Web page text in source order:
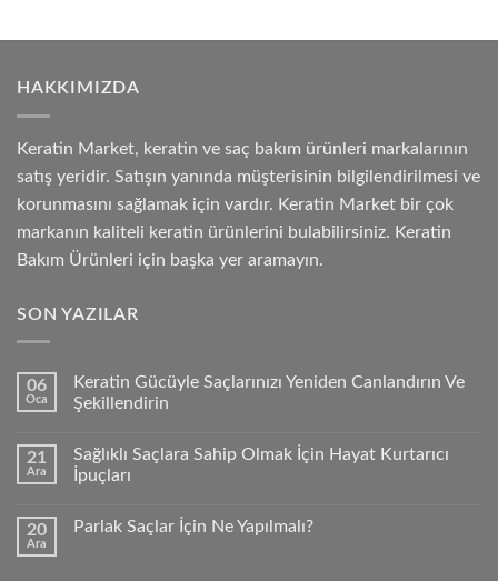
HAKKIMIZDA
Keratin Market, keratin ve saç bakım ürünleri markalarının
satış yeridir. Satışın yanında müşterisinin bilgilendirilmesi ve
korunmasını sağlamak için vardır. Keratin Market bir çok
markanın kaliteli keratin ürünlerini bulabilirsiniz. Keratin
Bakım Ürünleri için başka yer aramayın.
SON YAZILAR
06
Oca
Keratin Gücüyle Saçlarınızı Yeniden Canlandırın Ve
Şekillendirin
21
Ara
Sağlıklı Saçlara Sahip Olmak İçin Hayat Kurtarıcı
İpuçları
20
Ara
Parlak Saçlar İçin Ne Yapılmalı?